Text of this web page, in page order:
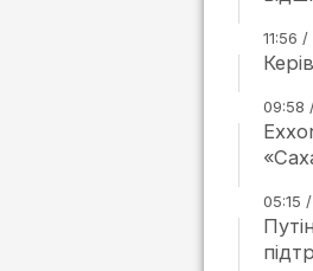
11:56
09:58
05:15